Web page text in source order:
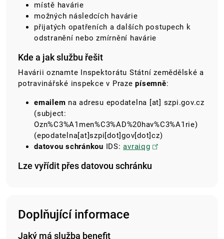
místě havárie
možných následcích havárie
přijatých opatřeních a dalších postupech k
odstranění nebo zmírnění havárie
Kde a jak službu řešit
Havárii oznamte Inspektorátu Státní zemědělské a
potravinářské inspekce v Prazepísemně:
emailem na adresu epodatelna [at] szpi.gov.cz
(subject:
Ozn%C3%A1men%C3%AD%20hav%C3%A1rie)
(epodatelna[at]szpi[dot]gov[dot]cz)
datovou schránkou IDS:avraiqg
Lze vyřídit přes datovou schránku
Doplňující informace
Jaký má služba benefit